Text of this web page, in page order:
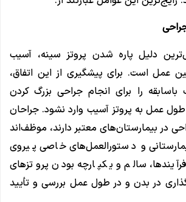
دلیل پاره شدن پروتز سینه، آسیب
عمل است. برای پیشگیری از این اتفاق،
باسابقه را برای انجام جراحی بزرگ کردن
طول عمل به پروتز آسیب وارد نشود. جراحان
در بیمارستان‌های معتبر دارند، موظف‌اند
و دستور‌العمل‌های خاصی پیروی
سالم و یکپارچه بودن پروتزهای
در بدن و در طول عمل بررسی و تأیید